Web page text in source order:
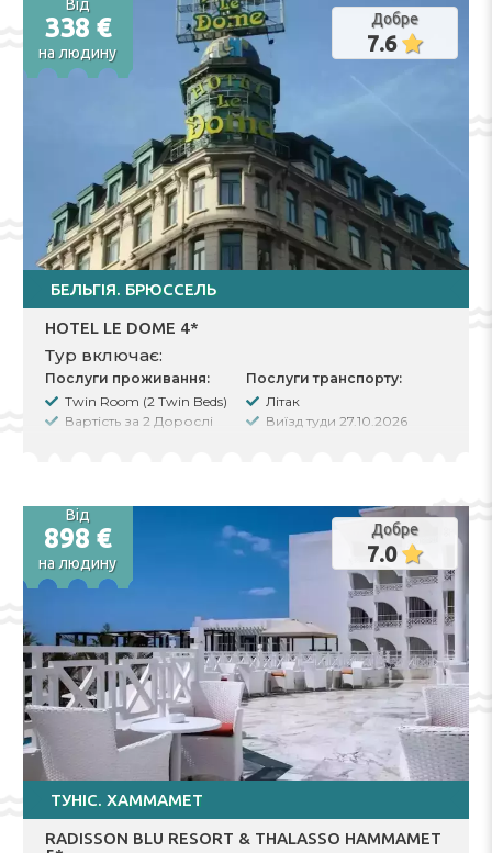
Від
338 €
на людину
Добре
7.6
БЕЛЬГІЯ. БРЮССЕЛЬ
HOTEL LE DOME 4*
Тур включає:
Послуги проживання:
Twin Room (2 Twin Beds)
Вартість за 2 Дорослі
Інші послуги:
Трансфер
Страхування
Free excursion
Послуги транспорту:
Літак
Виїзд туди 27.10.2026
Від
898 €
на людину
Добре
7.0
ТУНІС. ХАММАМЕТ
RADISSON BLU RESORT & THALASSO HAMMAMET